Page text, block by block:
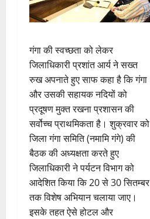
गंगा की स्वच्छता को लेकर
जिलाधिकारी प्रशांत आर्य ने सख्त
रुख अपनाते हुए साफ कहा है कि गंगा
और उसकी सहायक नदियों को
प्रदूषण मुक्त रखना प्रशासन की
सर्वोच्च प्राथमिकता है। शुक्रवार को
जिला गंगा समिति (नमामि गंगे) की
बैठक की अध्यक्षता करते हुए
जिलाधिकारी ने पर्यटन विभाग को
आदेशित किया कि 20 से 30 सितम्बर
तक विशेष अभियान चलाया जाए।
इसके तहत ऐसे होटल और